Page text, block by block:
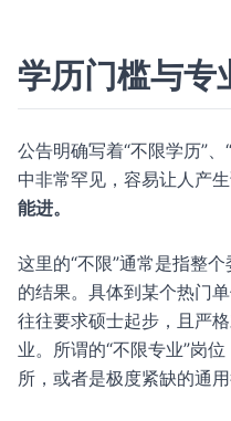
学历门槛与专
公告明确写着“不限学历”
中非常罕见，容易让人产生
能进。
这里的“不限”通常是指整
的结果。具体到某个热门
往往要求硕士起步，且严
业。所谓的“不限专业”岗
所，或者是极度紧缺的通用